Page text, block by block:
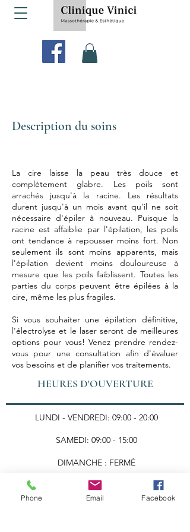
Description du soins
La cire laisse la peau très douce et
complètement glabre. Les poils sont
arrachés jusqu'à la racine. Les résultats
durent jusqu'à un mois avant qu'il ne soit
nécessaire d'épiler à nouveau. Puisque la
racine est affaiblie par l'épilation, les poils
ont tendance à repousser moins fort. Non
seulement ils sont moins apparents, mais
l'épilation devient moins douloureuse à
mesure que les poils faiblissent. Toutes les
parties du corps peuvent être épilées à la
cire, même les plus fragiles.
Si vous souhaiter une épilation définitive,
l'électrolyse et le laser seront de meilleures
options pour vous! Venez prendre rendez-
vous pour une consultation afin d'évaluer
vos besoins et de planifier vos traitements.
HEURES D'OUVERTURE
LUNDI - VENDREDI: 09:00 - 20:00
SAMEDI: 09:00 - 15:00
DIMANCHE : FERMÉ
Nous joindre
Phone Email Facebook